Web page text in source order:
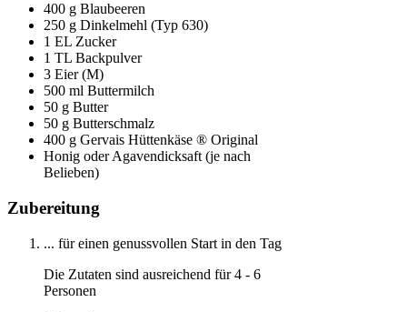
400 g Blaubeeren
250 g Dinkelmehl (Typ 630)
1 EL Zucker
1 TL Backpulver
3 Eier (M)
500 ml Buttermilch
50 g Butter
50 g Butterschmalz
400 g Gervais Hüttenkäse ® Original
Honig oder Agavendicksaft (je nach
Belieben)
Zubereitung
... für einen genussvollen Start in den Tag
Die Zutaten sind ausreichend für 4 - 6
Personen